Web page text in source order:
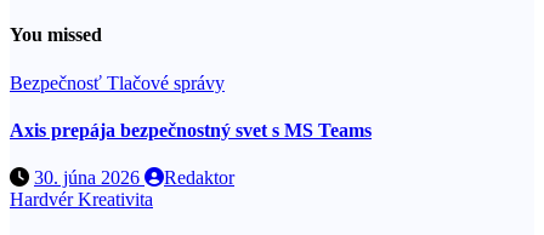
You missed
Bezpečnosť Tlačové správy
Axis prepája bezpečnostný svet s MS Teams
30. júna 2026
Redaktor
HardvérKreativita